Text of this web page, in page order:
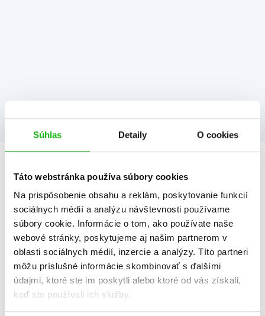
Súhlas Detaily O cookies
Táto webstránka používa súbory cookies
Na prispôsobenie obsahu a reklám, poskytovanie funkcií
sociálnych médií a analýzu návštevnosti používame
súbory cookie. Informácie o tom, ako používate naše
webové stránky, poskytujeme aj našim partnerom v
oblasti sociálnych médií, inzercie a analýzy. Títo partneri
môžu príslušné informácie skombinovať s ďalšími
údajmi, ktoré ste im poskytli alebo ktoré od vás získali,
keď ste používali ich služby.
Informácie
Žáner aktivity so samolepkami
Počet strán 36
K stiahnutiu Ukážka.pdf
Dátum vydania 17.5.2024
Formát 216x285 mm